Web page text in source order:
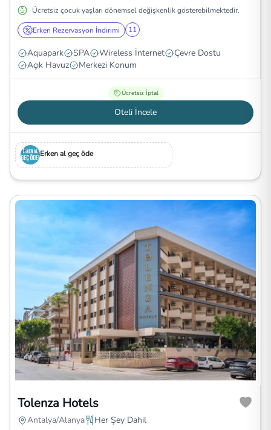
Ücretsiz çocuk yaşları dönemsel değişkenlik gösterebilmektedir.
Erken Rezervasyon İndirimi 11
Aquapark SPA Wireless İnternet
Çevre Dostu
Açık Havuz
Merkezi Konum
Ücretsiz İptal
Oteli İncele
Erken al geç öde
Tolenza Hotels
Antalya/Alanya Her Şey Dahil